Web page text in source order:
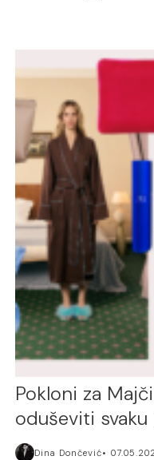
Pokloni za
oduševiti svaku
Dina Dončević